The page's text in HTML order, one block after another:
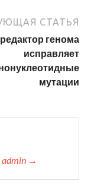
СТАТЬЯ
генома
исправляет
мутации
→